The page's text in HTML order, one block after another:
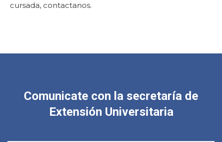
cursada, contactanos.
Comunicate con la secretaría de
Extensión Universitaria